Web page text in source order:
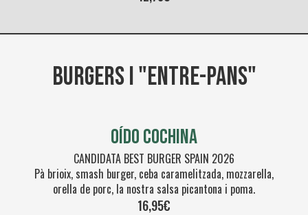
BURGERS I "ENTRE-PANS"
OÍDO COCHINA
CANDIDATA BEST BURGER SPAIN 2026
Pà brioix, smash burger, ceba caramelitzada, mozzarella,
orella de porc, la nostra salsa picantona i poma.
16,95€